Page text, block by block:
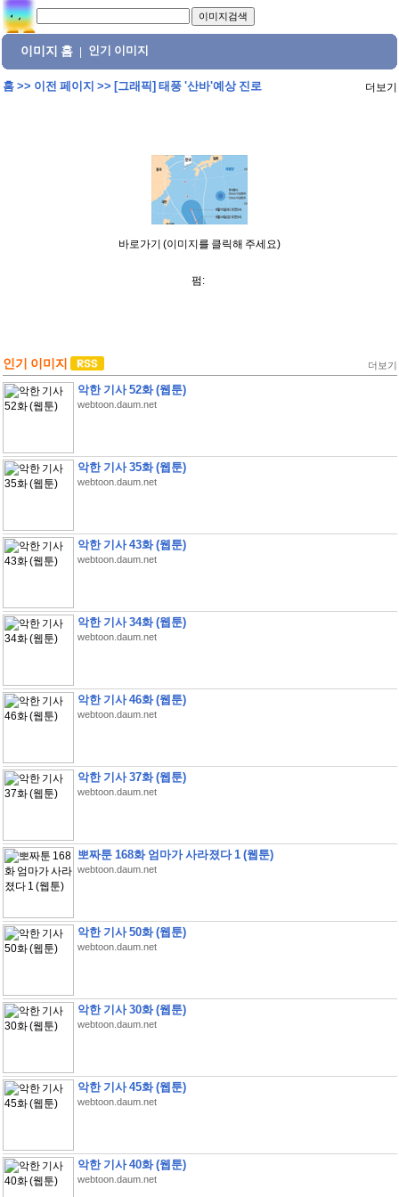
이미지 홈 인기 이미지
홈>> 이전 페이지 >> [그래픽] 태풍 '산바'예상 진로 더보기
바로가기 (이미지를 클릭해 주세요)
펌:
인기 이미지 더보기
악한 기사 52화 (웹툰)
webtoon.daum.net
악한 기사 35화 (웹툰)
webtoon.daum.net
악한 기사 43화 (웹툰)
webtoon.daum.net
악한 기사 34화 (웹툰)
webtoon.daum.net
악한 기사 46화 (웹툰)
webtoon.daum.net
악한 기사 37화 (웹툰)
webtoon.daum.net
뽀짜툰 168화 엄마가 사라졌다 1 (웹툰)
webtoon.daum.net
악한 기사 50화 (웹툰)
webtoon.daum.net
악한 기사 30화 (웹툰)
webtoon.daum.net
악한 기사 45화 (웹툰)
webtoon.daum.net
악한 기사 40화 (웹툰)
webtoon.daum.net